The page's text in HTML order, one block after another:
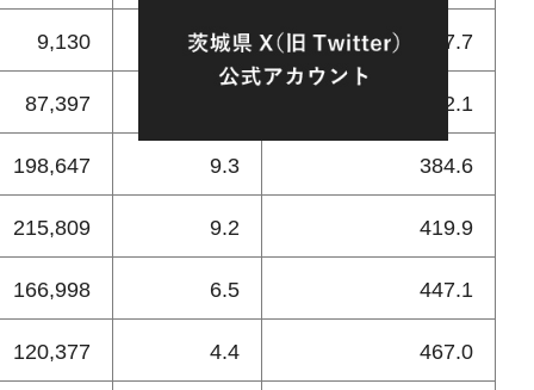
9,130 0.4 337.7
87,397 352.1
198,647 9.3 384.6
215,809 9.2 419.9
166,998 6.5 447.1
120,377 4.4 467.0